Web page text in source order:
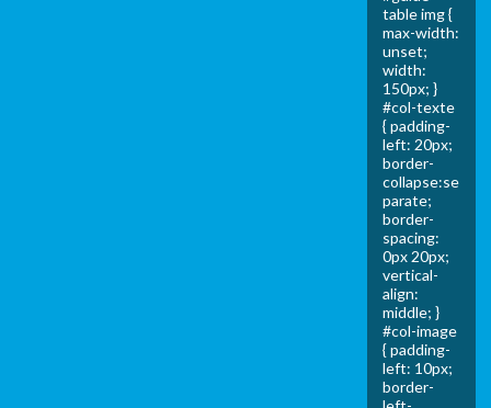
table img {
max-width:
unset;
width:
150px; }
#col-texte
{ padding-
left: 20px;
border-
collapse:se
parate;
border-
spacing:
0px 20px;
vertical-
align:
middle; }
#col-image
{ padding-
left: 10px;
border-